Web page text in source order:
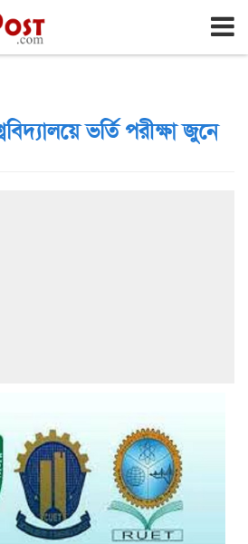
২৪শে শ্রাবণ ১৪৩৩
ভর্তি পরীক্ষা জুনে